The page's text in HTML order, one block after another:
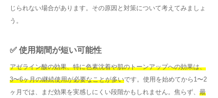
じられない場合があります。その原因と対策について考えてみましょ
う。
✅ 使用期間が短い可能性
アゼライン酸の効果、特に色素沈着や肌のトーンアップへの効果は、
3〜6ヶ月の継続使用が必要なことが多いです。使用を始めてから1〜2
ヶ月では、まだ効果を実感しにくい段階かもしれません。焦らず、 最